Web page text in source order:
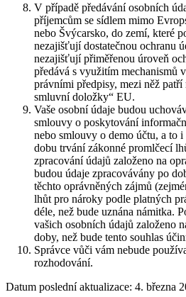
V případě předávání osobních
příjemcům se sídlem mimo
nebo Švýcarsko, do zemí, které
nezajišťují dostatečnou ochranu
nezajišťují přiměřenou úroveň
předává s využitím mechanismů
právními předpisy, mezi něž
smluvní doložky“ EU.
Vaše osobní údaje budou
smlouvy o poskytování
nebo smlouvy o demo účtu, a to
dobu trvání zákonné promlčecí
zpracování údajů založeno na
budou údaje zpracovávány po
těchto oprávněných zájmů
lhůt pro nároky podle platných
déle, než bude uznána námitka.
vašich osobních údajů založeno
doby, než bude tento souhlas
Správce vůči vám nebude
rozhodování.
Datum poslední aktualizace: 4. března